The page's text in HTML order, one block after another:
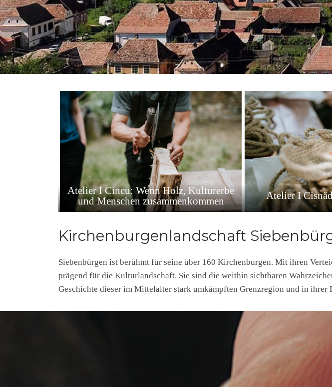
Atelier I Cincu: Wenn Holz, Kulturerbe
und Menschen zusammenkommen
Atelier I
Kirchenburgenlandschaft
Siebenbürgen ist berühmt für seine über 160 Kirchenburgen. Mit ihren
prägend für die Kulturlandschaft. Sie sind die weithin sichtbaren
Geschichte dieser im Mittelalter stark umkämpften Grenzregion und in